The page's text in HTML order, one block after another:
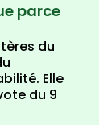
parce
du
Elle
du 9